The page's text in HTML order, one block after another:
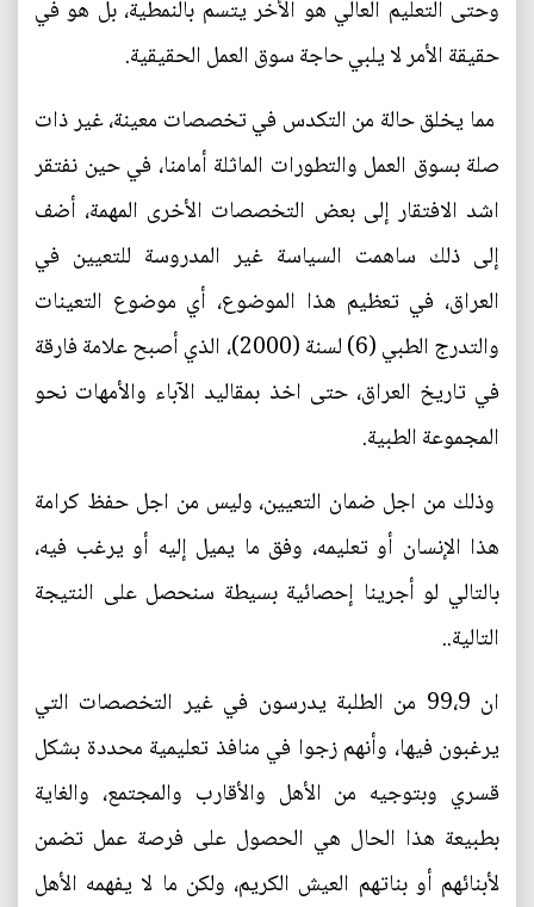
وحتى التعليم العالي هو الأخر يتسم بالنمطية، بل هو في
حقيقة الأمر لا يلبي حاجة سوق العمل الحقيقية.
مما يخلق حالة من التكدس في تخصصات معينة، غير ذات
صلة بسوق العمل والتطورات الماثلة أمامنا، في حين نفتقر
اشد الافتقار إلى بعض التخصصات الأخرى المهمة، أضف
إلى ذلك ساهمت السياسة غير المدروسة للتعيين في
العراق، في تعظيم هذا الموضوع، أي موضوع التعينات
والتدرج الطبي (6) لسنة (2000)، الذي أصبح علامة فارقة
في تاريخ العراق، حتى اخذ بمقاليد الآباء والأمهات نحو
المجموعة الطبية.
وذلك من اجل ضمان التعيين، وليس من اجل حفظ كرامة
هذا الإنسان أو تعليمه، وفق ما يميل إليه أو يرغب فيه،
بالتالي لو أجرينا إحصائية بسيطة سنحصل على النتيجة
التالية..
ان 99،9 من الطلبة يدرسون في غير التخصصات التي
يرغبون فيها، وأنهم زجوا في منافذ تعليمية محددة بشكل
قسري وبتوجيه من الأهل والأقارب والمجتمع، والغاية
بطبيعة هذا الحال هي الحصول على فرصة عمل تضمن
لأبنائهم أو بناتهم العيش الكريم، ولكن ما لا يفهمه الأهل